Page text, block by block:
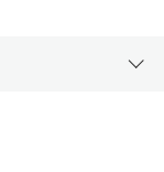
breadcrumbs